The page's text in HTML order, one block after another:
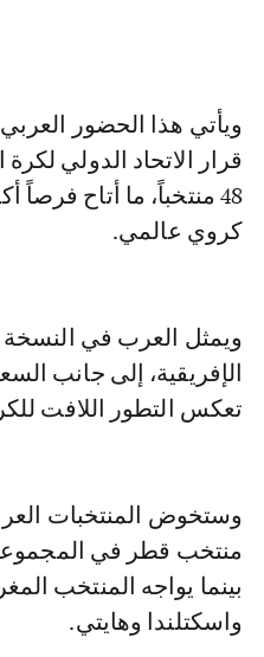
ويأتي هذا الحضور العربي القياسي - وفق تقرير لوكالة الأنباء الألمانية - في ظل
48 منتخباً، ما أتاح
كروي عالمي.
ويمثل العرب في النسخة
الإفريقية، إلى جانب
تعكس التطور اللافت
وستخوض المنتخبات
منتخب قطر في المجموعة
بينما يواجه المنتخب
واسكتلندا وهايتي.